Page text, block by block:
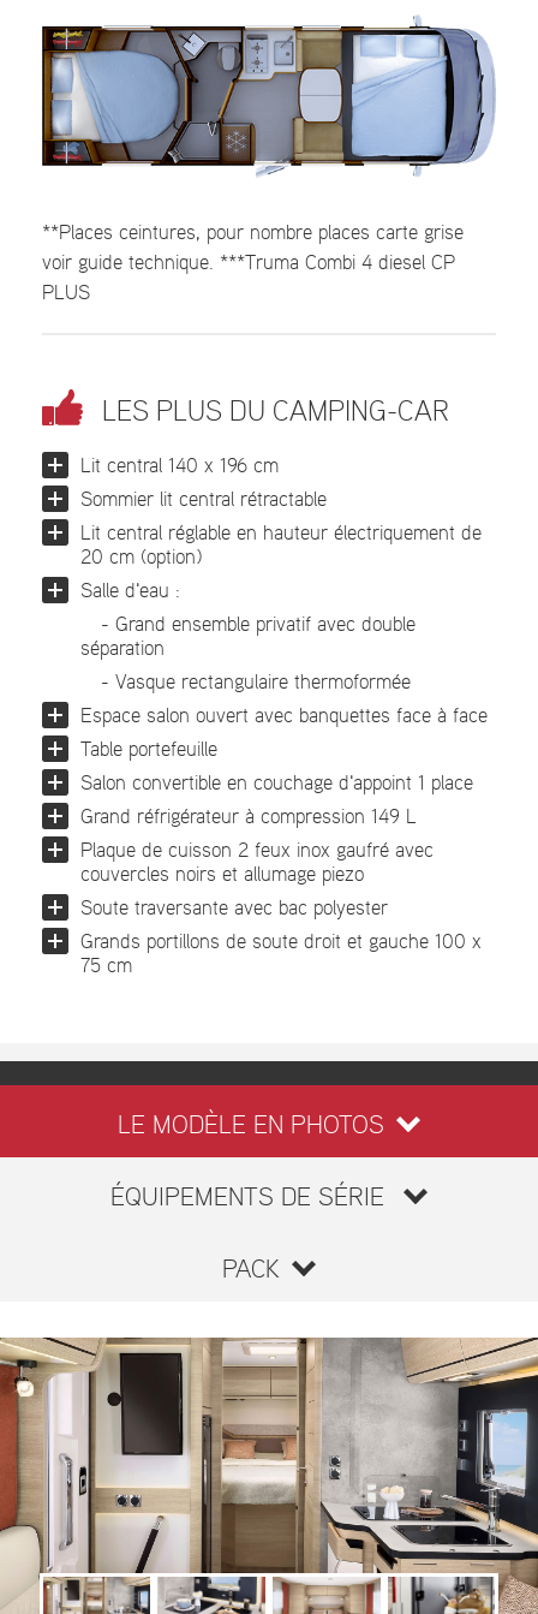
**Places ceintures, pour nombre places carte grise
voir guide technique. ***Truma Combi 4 diesel CP
PLUS
LES PLUS DU CAMPING-CAR
Lit central 140 x 196 cm
Sommier lit central rétractable
Lit central réglable en hauteur électriquement de
20 cm (option)
Salle d'eau :
- Grand ensemble privatif avec double
séparation
- Vasque rectangulaire thermoformée
Espace salon ouvert avec banquettes face à face
Table portefeuille
Salon convertible en couchage d'appoint 1 place
Grand réfrigérateur à compression 149 L
Plaque de cuisson 2 feux inox gaufré avec
couvercles noirs et allumage piezo
Soute traversante avec bac polyester
Grands portillons de soute droit et gauche 100 x
75 cm
LE MODÈLE EN PHOTOS
ÉQUIPEMENTS DE SÉRIE
PACK